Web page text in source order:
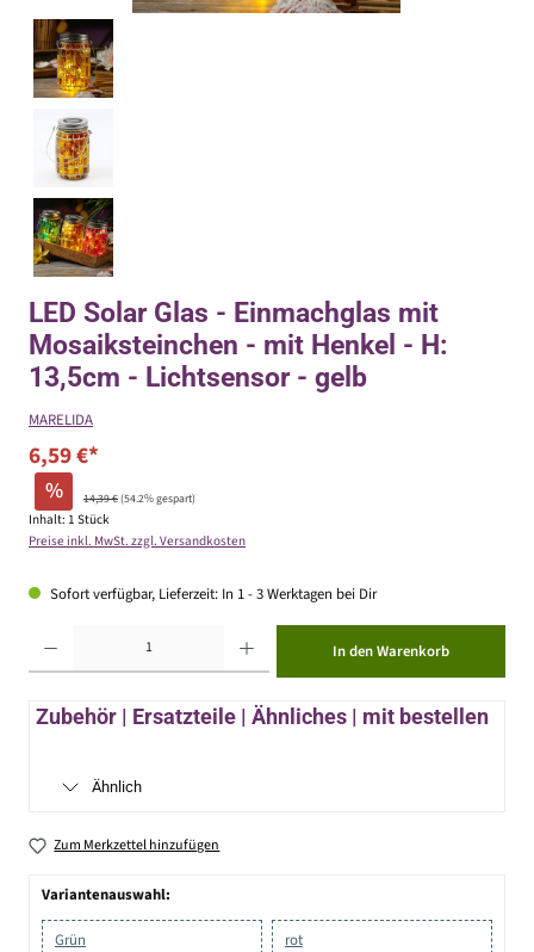
LED Solar Glas - Einmachglas mit
Mosaiksteinchen - mit Henkel - H:
13,5cm - Lichtsensor - gelb
MARELIDA
6,59 €*
% 14,39 €(54.2% gespart)
Inhalt: 1 Stück
Preise inkl. MwSt. zzgl. Versandkosten
Sofort verfügbar, Lieferzeit: In 1 - 3 Werktagen bei Dir
In den Warenkorb
Zubehör | Ersatzteile | Ähnliches | mit bestellen
Ähnlich
Zum Merkzettel hinzufügen
Variantenauswahl:
Grün rot